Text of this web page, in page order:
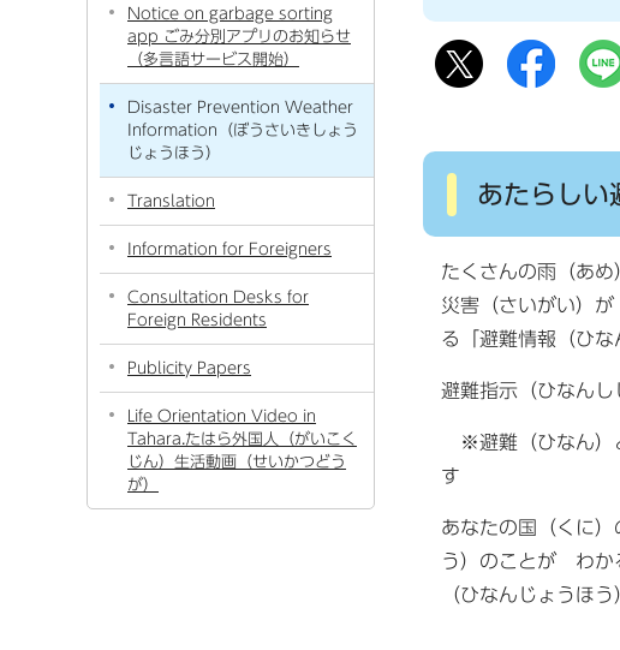
あたらしい
たくさんの雨（あ
災害（さいがい）
る「避難情報（ひ
避難指示（ひなん
※避難（ひなん）
す
あなたの国（くに
う）のことが わか
（ひなんじょうほ
Notice on garbage sorting
app ごみ分別アプリのお知らせ
（多言語サービス開始）
Disaster Prevention Weather
Information（ぼうさいきしょう
じょうほう）
Translation
Information for Foreigners
Consultation Desks for
Foreign Residents
Publicity Papers
Life Orientation Video in
Tahara.たはら外国人（がいこく
じん）生活動画（せいかつどう
が）